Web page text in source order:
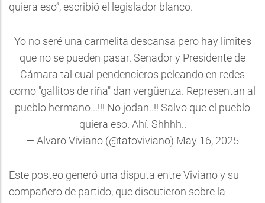
quiera eso”, escribió el legislador blanco.
Yo no seré una carmelita descansa pero hay límites
que no se pueden pasar. Senador y Presidente de
Cámara tal cual pendencieros peleando en redes
como "gallitos de riña" dan vergüenza. Representan al
pueblo hermano...!!! No jodan..!! Salvo que el pueblo
quiera eso. Ahí. Shhhh..
— Alvaro Viviano (@tatoviviano) May 16, 2025
Este posteo generó una disputa entre Viviano y su
compañero de partido, que discutieron sobre la